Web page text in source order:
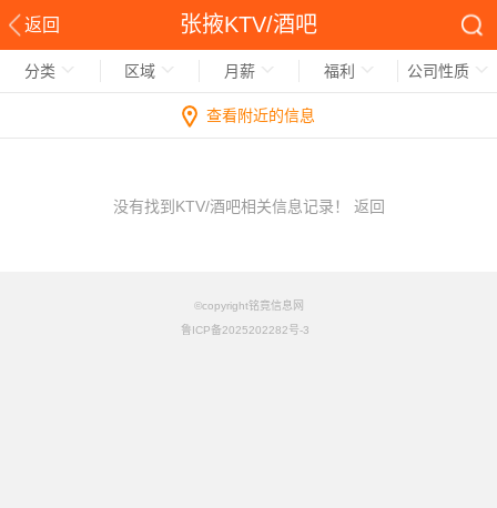
返回 张掖KTV/酒吧
分类 区域 月薪 福利 公司性质
查看附近的信息
没有找到KTV/酒吧相关信息记录！ 返回
©copyright铭竟信息网
鲁ICP备2025202282号-3